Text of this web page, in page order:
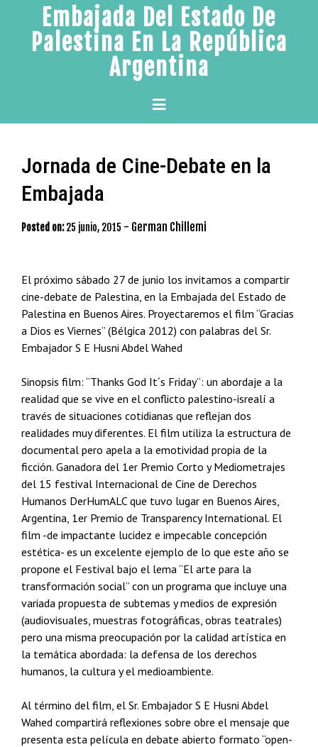
content
Embajada Del Estado De
Palestina En La República
Argentina
Primary
Menu
Jornada de Cine-Debate en la
Embajada
Posted on: 25 junio, 2015 - German Chillemi
El próximo sábado 27 de junio los invitamos a compartir
cine-debate de Palestina, en la Embajada del Estado de
Palestina en Buenos Aires. Proyectaremos el film “Gracias
a Dios es Viernes” (Bélgica 2012) con palabras del Sr.
Embajador S E Husni Abdel Wahed
Sinopsis film: “Thanks God It´s Friday”: un abordaje a la
realidad que se vive en el conflicto palestino-isrealí a
través de situaciones cotidianas que reflejan dos
realidades muy diferentes. El film utiliza la estructura de
documental pero apela a la emotividad propia de la
ficción. Ganadora del 1er Premio Corto y Mediometrajes
del 15 festival Internacional de Cine de Derechos
Humanos DerHumALC que tuvo lugar en Buenos Aires,
Argentina, 1er Premio de Transparency International. El
film -de impactante lucidez e impecable concepción
estética- es un excelente ejemplo de lo que este año se
propone el Festival bajo el lema “El arte para la
transformación social” con un programa que incluye una
variada propuesta de subtemas y medios de expresión
(audiovisuales, muestras fotográficas, obras teatrales)
pero una misma preocupación por la calidad artística en
la temática abordada: la defensa de los derechos
humanos, la cultura y el medioambiente.
Al término del film, el Sr. Embajador S E Husni Abdel
Wahed compartirá reflexiones sobre obre el mensaje que
presenta esta película en debate abierto formato “open-